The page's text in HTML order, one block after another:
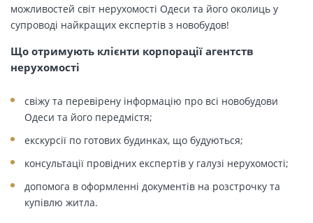
можливостей світ нерухомості Одеси та його околиць у
супроводі найкращих експертів з новобудов!
Що отримують клієнти корпорації агентств
нерухомості
свіжу та перевірену інформацію про всі новобудови
Одеси та його передмістя;
екскурсії по готових будинках, що будуються;
консультації провідних експертів у галузі нерухомості;
допомога в оформленні документів на розстрочку та
купівлю житла.